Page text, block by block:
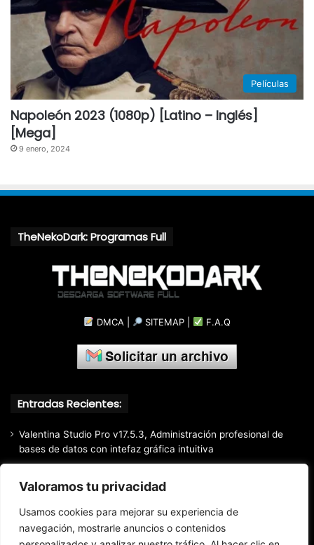
Valoramos tu privacidad
Usamos cookies para mejorar su experiencia de
navegación, mostrarle anuncios o contenidos
Películas
Napoleón 2023 (1080p) [Latino – Inglés]
[Mega]
9 enero, 2024
TheNekoDark: Programas Full
DMCA SITEMAP F.A.Q
Entradas Recientes:
Valentina Studio Pro v17.5.3, Administración profesional de
bases de datos con intefaz gráfica intuitiva
datos de la manera más fácil y rápida
Mozilla Firefox (2026) v153.0.3, Navegador web libre y de
código abierto​ desarrollado por la Corporación Mozilla